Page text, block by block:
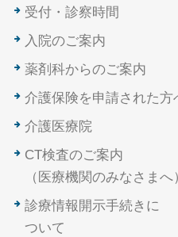
受付・診察時間
入院のご案内
薬剤科からのご案内
介護保険を申請された方
介護医療院
CT検査のご案内
（医療機関のみなさまへ
診療情報開示手続きに
ついて